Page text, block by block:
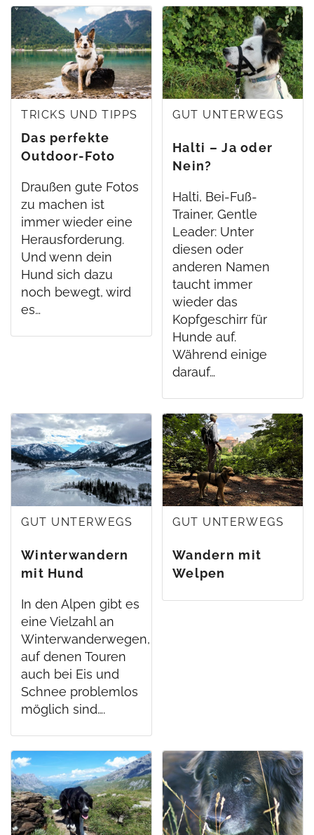
TRICKS UND TIPPS
Das perfekte
Outdoor-Foto
Draußen gute Fotos
zu machen ist
immer wieder eine
Herausforderung.
Und wenn dein
Hund sich dazu
noch bewegt, wird
es…
GUT UNTERWEGS
Halti – Ja oder
Nein?
Halti, Bei-Fuß-
Trainer, Gentle
Leader: Unter
diesen oder
anderen Namen
taucht immer
wieder das
Kopfgeschirr für
Hunde auf.
Während einige
darauf…
GUT UNTERWEGS
Winterwandern
mit Hund
In den Alpen gibt es
eine Vielzahl an
Winterwanderwegen,
auf denen Touren
auch bei Eis und
Schnee problemlos
möglich sind….
GUT UNTERWEGS
Wandern mit
Welpen